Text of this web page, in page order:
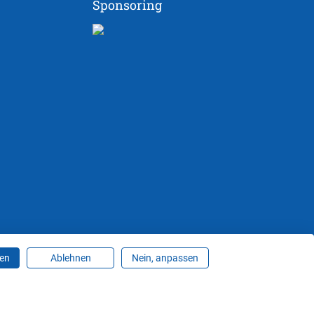
Sponsoring
ändern
Ablehnen Nein, anpassen